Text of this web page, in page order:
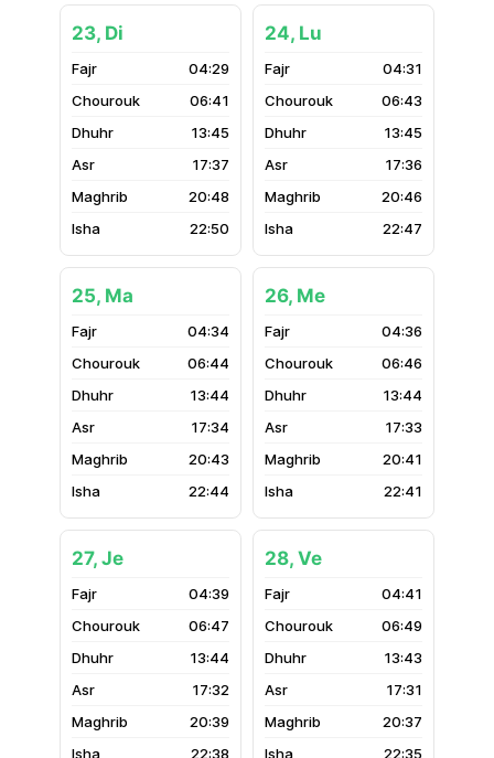
23, Di
04:29
06:41
13:45
17:37
20:48
22:50
24, Lu
04:31
06:43
13:45
17:36
20:46
22:47
25, Ma
04:34
06:44
13:44
17:34
20:43
22:44
26, Me
04:36
06:46
13:44
17:33
20:41
22:41
27, Je
04:39
06:47
13:44
17:32
20:39
22:38
28, Ve
04:41
06:49
13:43
17:31
20:37
22:35